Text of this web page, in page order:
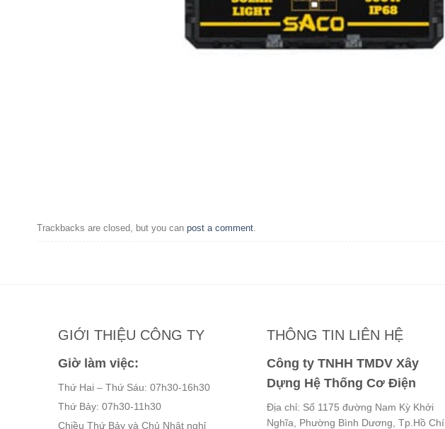
Trackbacks are closed, but you can post a comment.
GIỚI THIỆU CÔNG TY
Giờ làm việc:
Thứ Hai – Thứ Sáu: 07h30-16h30
Thứ Bảy: 07h30-11h30
Chiều Thứ Bảy và Chủ Nhật nghỉ
THÔNG TIN LIÊN HỆ
Công ty TNHH TMDV Xây
Dựng Hệ Thống Cơ Điện
Địa chỉ: Số 1175 đường Nam Kỳ Khởi
Nghĩa, Phường Bình Dương, Tp.Hồ Chí